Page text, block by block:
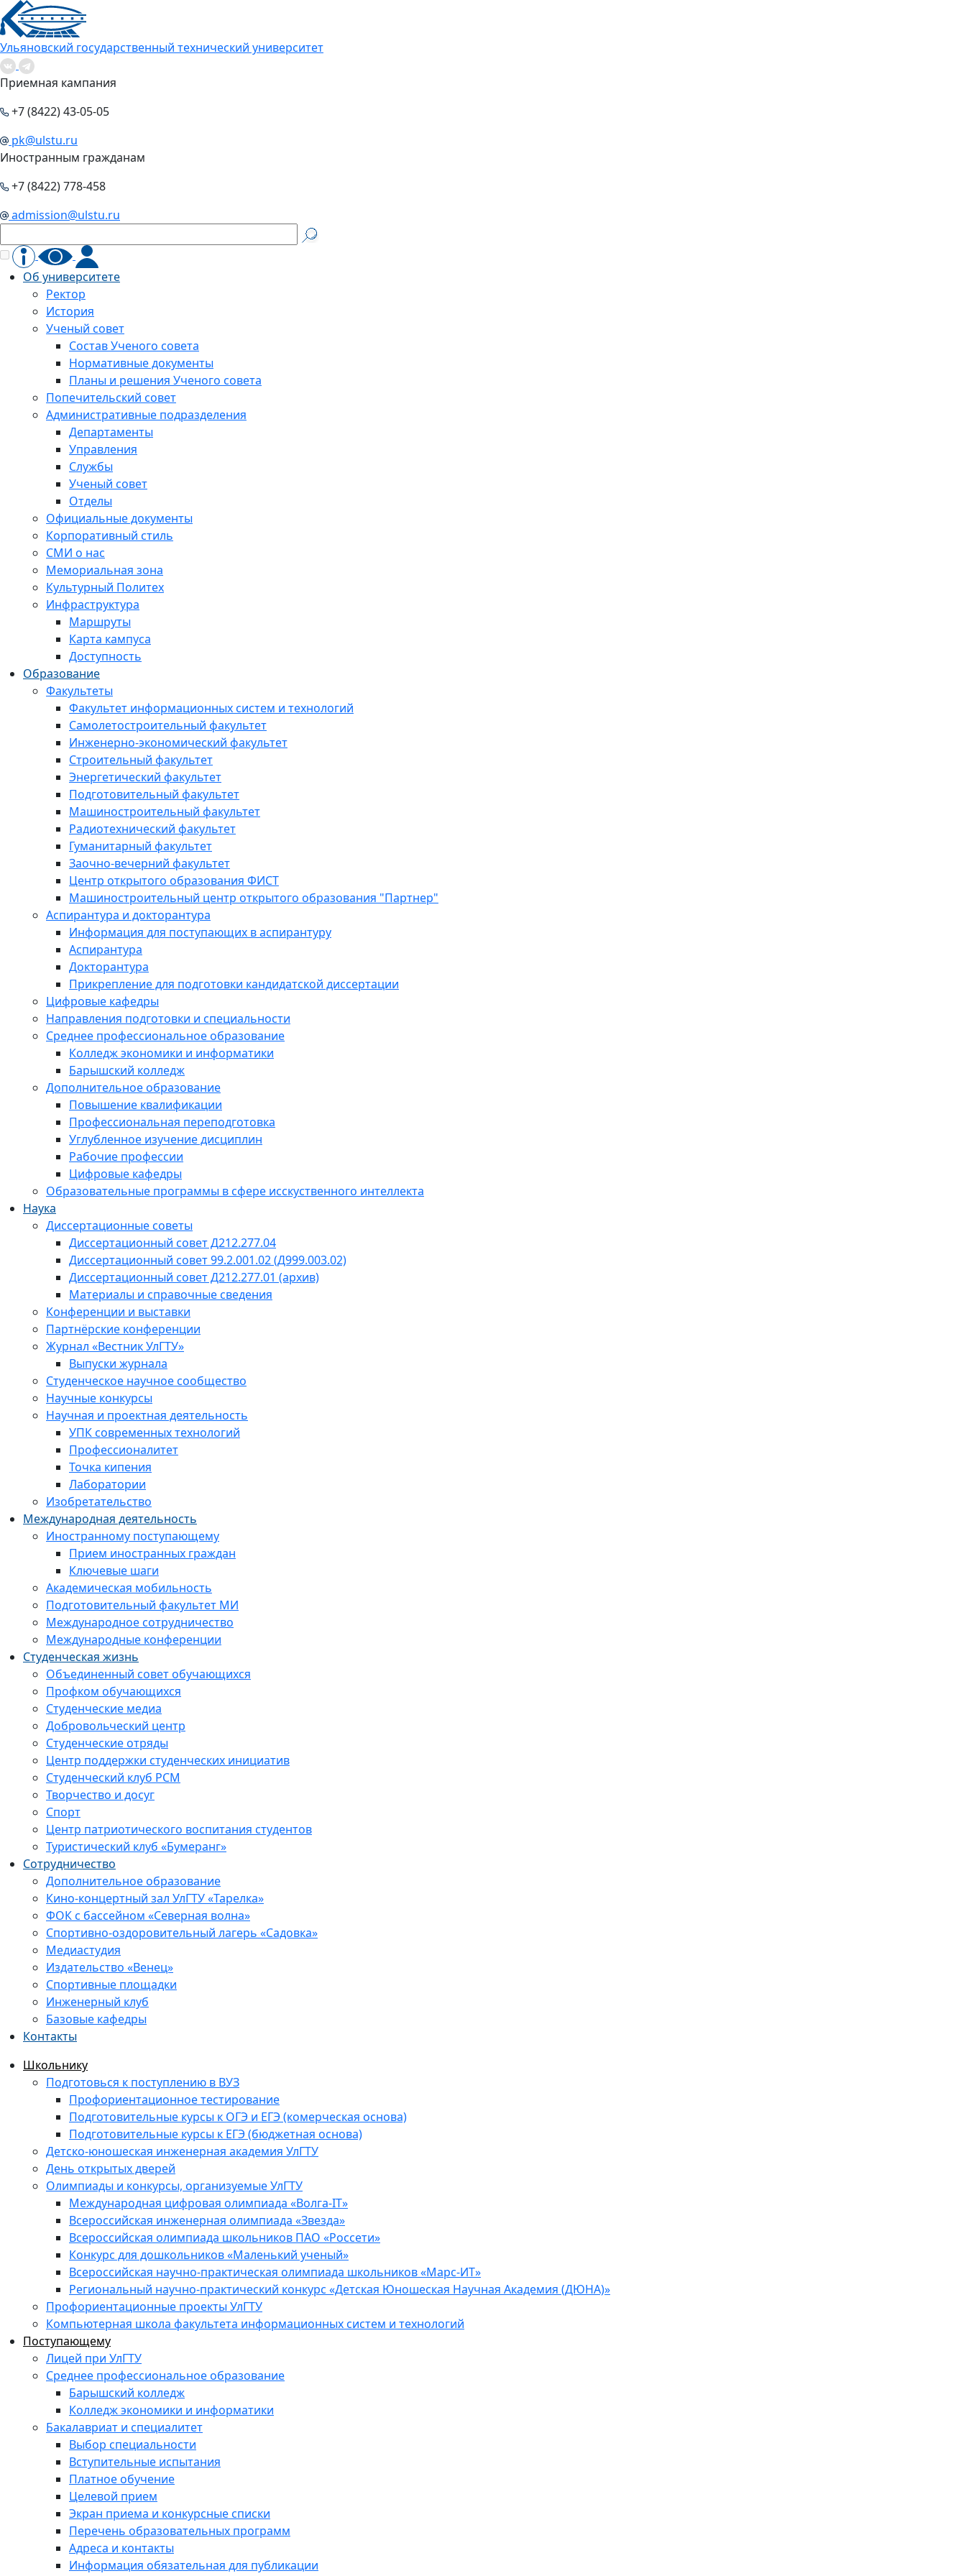
Ульяновский государственный технический университет
Приемная кампания
+7 (8422) 43-05-05
pk@ulstu.ru
Иностранным гражданам
+7 (8422) 778-458
admission@ulstu.ru
Об университете
Ректор
История
Ученый совет
Состав Ученого совета
Нормативные документы
Планы и решения Ученого совета
Попечительский совет
Административные подразделения
Департаменты
Управления
Службы
Ученый совет
Отделы
Официальные документы
Корпоративный стиль
СМИ о нас
Мемориальная зона
Культурный Политех
Инфраструктура
Маршруты
Карта кампуса
Доступность
Образование
Факультеты
Факультет информационных систем и технологий
Самолетостроительный факультет
Инженерно-экономический факультет
Строительный факультет
Энергетический факультет
Подготовительный факультет
Машиностроительный факультет
Радиотехнический факультет
Гуманитарный факультет
Заочно-вечерний факультет
Центр открытого образования ФИСТ
Машиностроительный центр открытого образования "Партнер"
Аспирантура и докторантура
Информация для поступающих в аспирантуру
Аспирантура
Докторантура
Прикрепление для подготовки кандидатской диссертации
Цифровые кафедры
Направления подготовки и специальности
Среднее профессиональное образование
Колледж экономики и информатики
Барышский колледж
Дополнительное образование
Повышение квалификации
Профессиональная переподготовка
Углубленное изучение дисциплин
Рабочие профессии
Цифровые кафедры
Образовательные программы в сфере исскуственного интеллекта
Наука
Диссертационные советы
Диссертационный совет Д212.277.04
Диссертационный совет 99.2.001.02 (Д999.003.02)
Диссертационный совет Д212.277.01 (архив)
Материалы и справочные сведения
Конференции и выставки
Партнёрские конференции
Журнал «Вестник УлГТУ»
Выпуски журнала
Студенческое научное сообщество
Научные конкурсы
Научная и проектная деятельность
УПК современных технологий
Профессионалитет
Точка кипения
Лаборатории
Изобретательство
Международная деятельность
Иностранному поступающему
Прием иностранных граждан
Ключевые шаги
Академическая мобильность
Подготовительный факультет МИ
Международное сотрудничество
Международные конференции
Студенческая жизнь
Объединенный совет обучающихся
Профком обучающихся
Студенческие медиа
Добровольческий центр
Студенческие отряды
Центр поддержки студенческих инициатив
Студенческий клуб РСМ
Творчество и досуг
Спорт
Центр патриотического воспитания студентов
Туристический клуб «Бумеранг»
Сотрудничество
Дополнительное образование
Кино-концертный зал УлГТУ «Тарелка»
ФОК с бассейном «Северная волна»
Спортивно-оздоровительный лагерь «Садовка»
Медиастудия
Издательство «Венец»
Спортивные площадки
Инженерный клуб
Базовые кафедры
Контакты
Школьнику
Подготовься к поступлению в ВУЗ
Профориентационное тестирование
Подготовительные курсы к ОГЭ и ЕГЭ (комерческая основа)
Подготовительные курсы к ЕГЭ (бюджетная основа)
Детско-юношеская инженерная академия УлГТУ
День открытых дверей
Олимпиады и конкурсы, организуемые УлГТУ
Международная цифровая олимпиада «Волга-IT»
Всероссийская инженерная олимпиада «Звезда»
Всероссийская олимпиада школьников ПАО «Россети»
Конкурс для дошкольников «Маленький ученый»
Всероссийская научно-практическая олимпиада школьников «Марс-ИТ»
Региональный научно-практический конкурс «Детская Юношеская Научная Академия (ДЮНА)»
Профориентационные проекты УлГТУ
Компьютерная школа факультета информационных систем и технологий
Поступающему
Лицей при УлГТУ
Среднее профессиональное образование
Барышский колледж
Колледж экономики и информатики
Бакалавриат и специалитет
Выбор специальности
Вступительные испытания
Платное обучение
Целевой прием
Экран приема и конкурсные списки
Перечень образовательных программ
Адреса и контакты
Информация обязательная для публикации